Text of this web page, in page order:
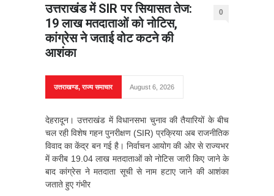
उत्तराखंड में SIR पर सियासत तेज:
19 लाख मतदाताओं को नोटिस,
कांग्रेस ने जताई वोट कटने की
आशंका
0
उत्तराखण्ड,राज्य समाचार August 6, 2026
देहरादून। उत्तराखंड में विधानसभा चुनाव की तैयारियों के बीच
चल रही विशेष गहन पुनरीक्षण (SIR) प्रक्रिया अब राजनीतिक
विवाद का केंद्र बन गई है। निर्वाचन आयोग की ओर से राज्यभर
में करीब 19.04 लाख मतदाताओं को नोटिस जारी किए जाने के
बाद कांग्रेस ने मतदाता सूची से नाम हटाए जाने की आशंका
जताते हुए गंभीर